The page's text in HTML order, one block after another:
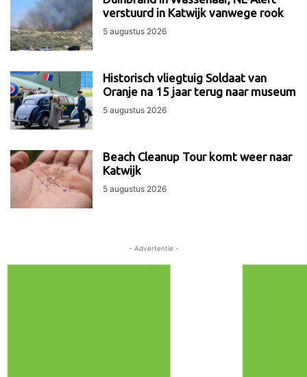
verstuurd in Katwijk vanwege rook
5 augustus 2026
Historisch vliegtuig Soldaat van
Oranje na 15 jaar terug naar museum
5 augustus 2026
Beach Cleanup Tour komt weer naar
Katwijk
5 augustus 2026
- Advertentie -